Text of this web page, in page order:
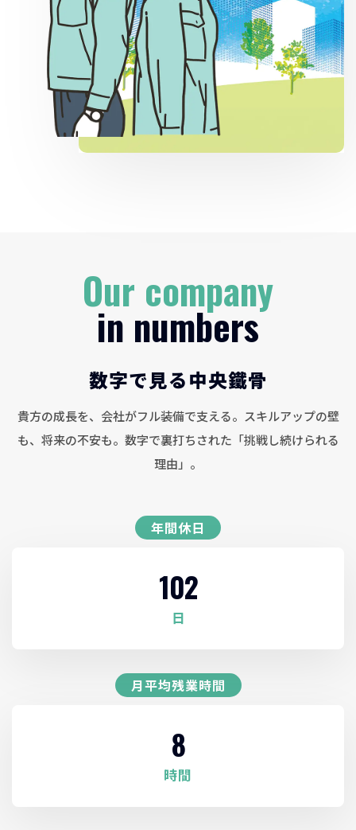
Our company
in numbers
数字で見る中央鐵骨
貴方の成長を、会社がフル装備で支える。スキルアップの壁
も、将来の不安も。数字で裏打ちされた「挑戦し続けられる
理由」。
年間休日
120
日
月平均残業時間
10
時間